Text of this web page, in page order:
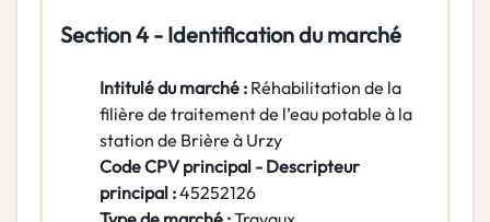
Section 4 - Identification du marché
Intitulé du marché : Réhabilitation de la
filière de traitement de l’eau potable à la
station de Brière à Urzy
Code CPV principal - Descripteur
principal :45252126